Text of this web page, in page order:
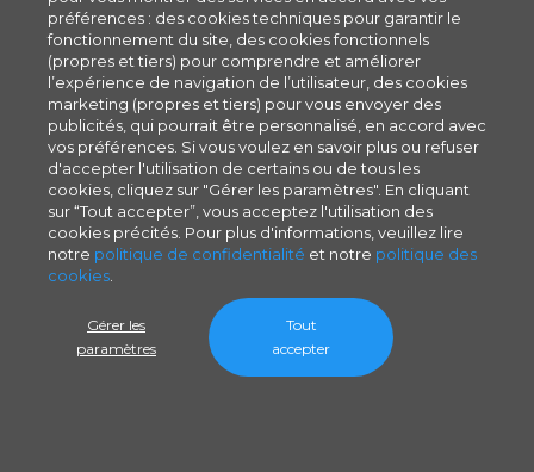
préférences : des cookies techniques pour garantir le
fonctionnement du site, des cookies fonctionnels
(propres et tiers) pour comprendre et améliorer
l’expérience de navigation de l’utilisateur, des cookies
marketing (propres et tiers) pour vous envoyer des
publicités, qui pourrait être personnalisé, en accord avec
vos préférences. Si vous voulez en savoir plus ou refuser
d'accepter l'utilisation de certains ou de tous les
cookies, cliquez sur "Gérer les paramètres". En cliquant
sur “Tout accepter”, vous acceptez l'utilisation des
cookies précités. Pour plus d'informations, veuillez lire
notre politique de confidentialité et notre politique des
cookies
Gérer les
paramètres
Tout
accepter